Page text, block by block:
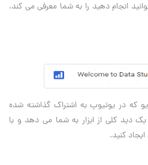
انجام دهید را به شما معرفی می کند.
که در یوتیوپ به اشتراک گذاشته شده
دید کلی از ابزار به شما می دهد و با
کنید.